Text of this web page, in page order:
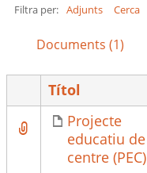
Filtra per: Adjunts Cerca
Documents (1)
attachment
Títol
Projecte
educatiu de
centre (PEC)